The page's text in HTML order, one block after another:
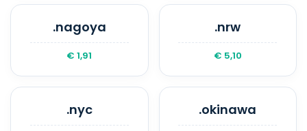
.nagoya
€ 1,91
.nrw
€ 5,10
.nyc .okinawa